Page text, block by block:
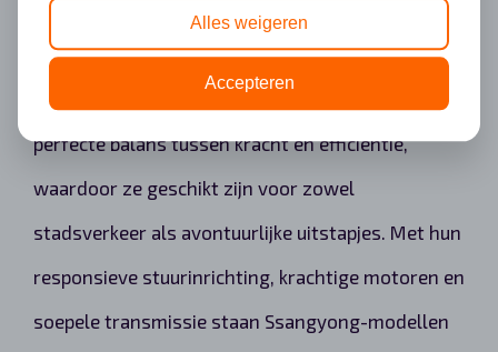
De rijervaring in een Ssangyong is niets minder
dan uitzonderlijk. De voertuigen bieden een
perfecte balans tussen kracht en efficiëntie,
waardoor ze geschikt zijn voor zowel
stadsverkeer als avontuurlijke uitstapjes. Met hun
responsieve stuurinrichting, krachtige motoren en
soepele transmissie staan Ssangyong-modellen
Alles weigeren
Accepteren